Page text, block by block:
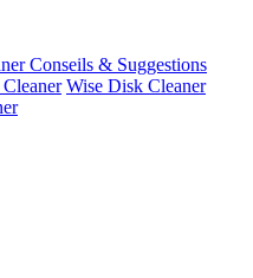
Conseils & Suggestions
Wise Disk Cleaner